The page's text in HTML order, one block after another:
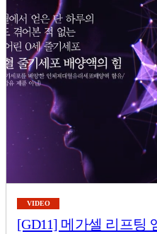
VIDEO
[GD11] 메가셀 리프팅